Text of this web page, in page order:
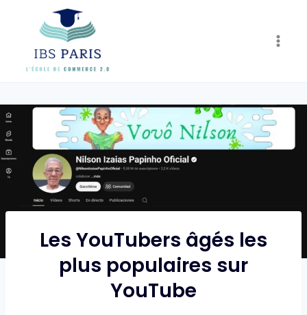
content
Les YouTubers âgés les
plus populaires sur
YouTube